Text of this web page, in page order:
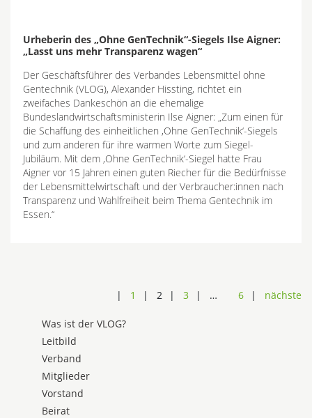
Urheberin des „Ohne GenTechnik“-Siegels Ilse Aigner:
„Lasst uns mehr Transparenz wagen“
Der Geschäftsführer des Verbandes Lebensmittel ohne
Gentechnik (VLOG), Alexander Hissting, richtet ein
zweifaches Dankeschön an die ehemalige
Bundeslandwirtschaftsministerin Ilse Aigner: „Zum einen für
die Schaffung des einheitlichen ,Ohne GenTechnik‘-Siegels
und zum anderen für ihre warmen Worte zum Siegel-
Jubiläum. Mit dem ,Ohne GenTechnik‘-Siegel hatte Frau
Aigner vor 15 Jahren einen guten Riecher für die Bedürfnisse
der Lebensmittelwirtschaft und der Verbraucher:innen nach
Transparenz und Wahlfreiheit beim Thema Gentechnik im
Essen.“
1 2 3 … 6 nächste
Was ist der VLOG?
Leitbild
Verband
Mitglieder
Vorstand
Beirat